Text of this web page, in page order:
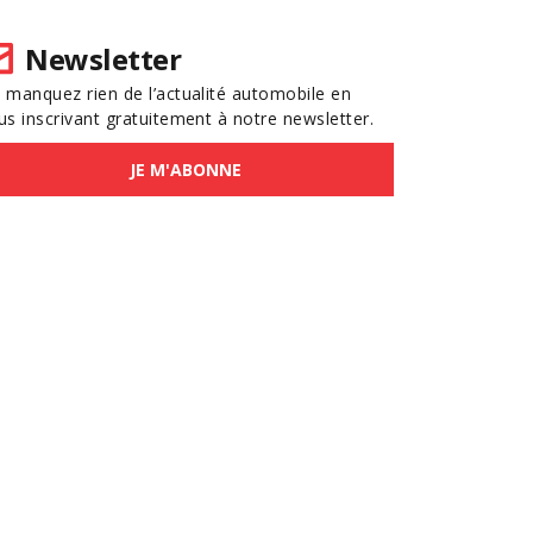
Newsletter
manquez rien de l’actualité automobile en
inscrivant gratuitement à notre newsletter.
JE M'ABONNE